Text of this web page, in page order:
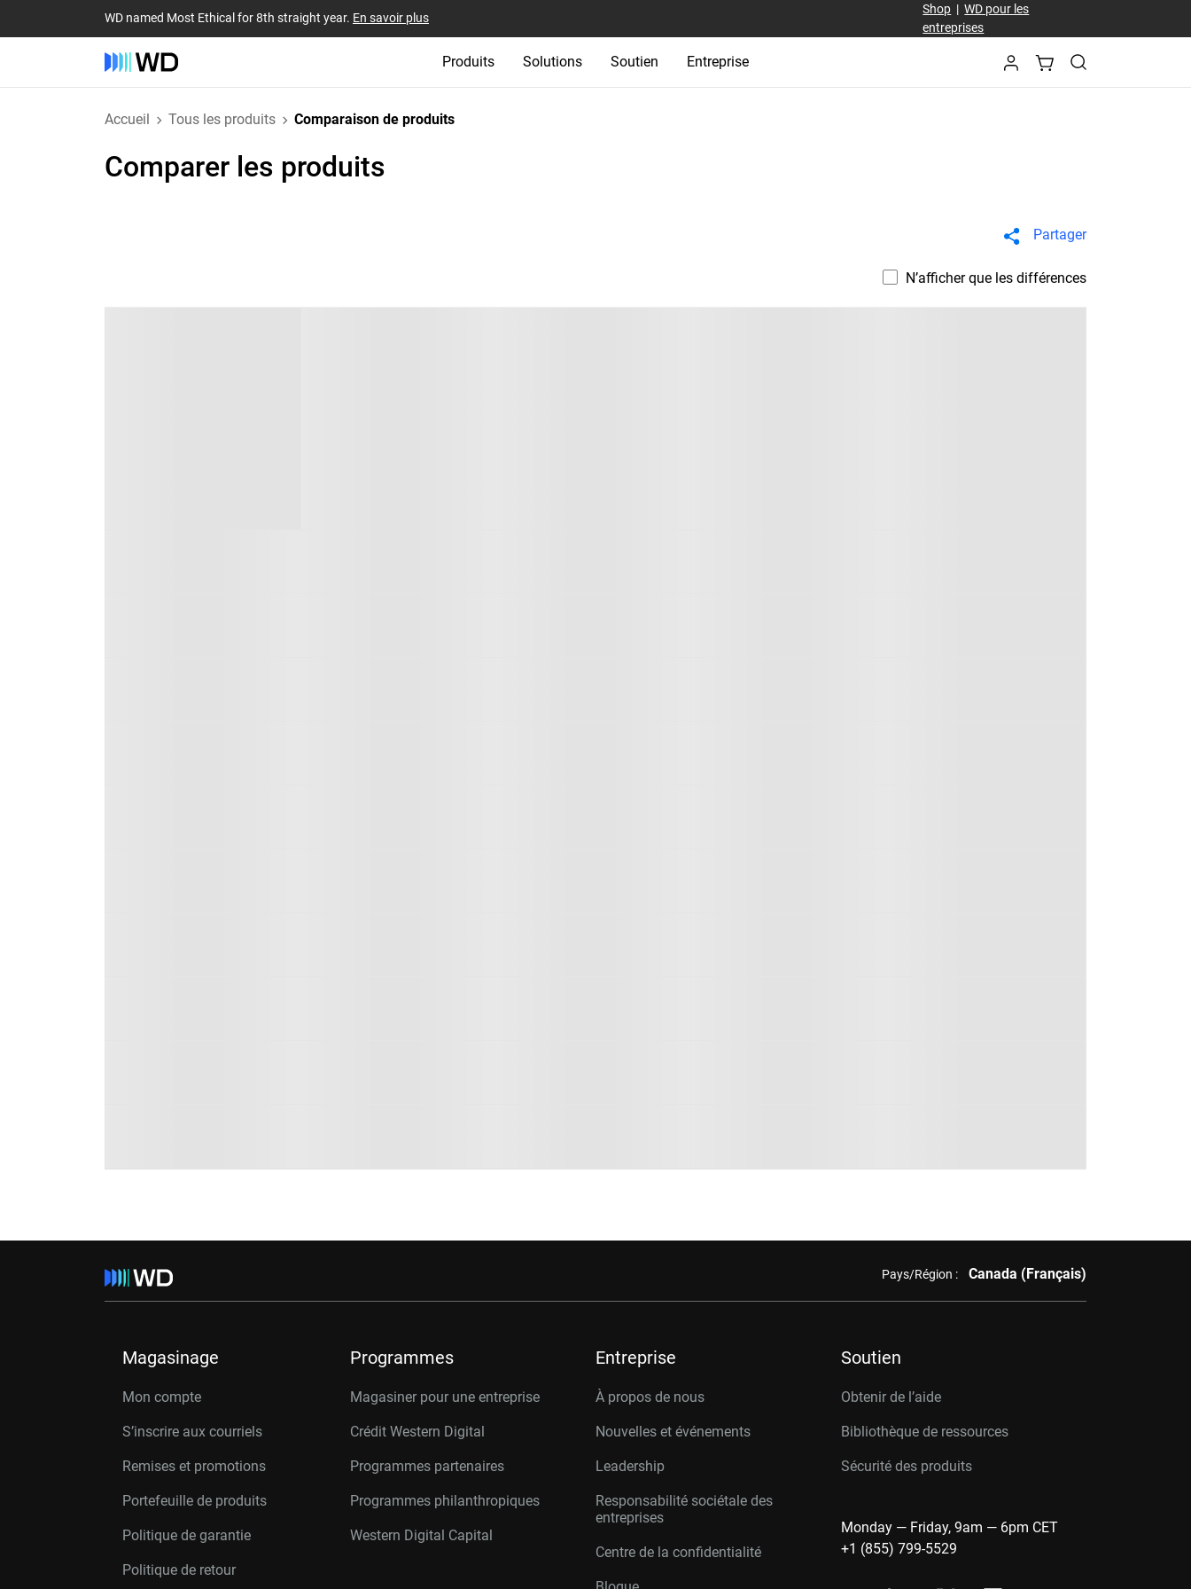
WD named Most Ethical for 8th straight year. En savoir plus
Shop |WD pour les
entreprises
Produits Solutions Soutien Entreprise
Accueil Tous les produits Comparaison de produits
Comparer les produits
Partager
N’afficher que les différences
Pays/Région : Canada (Français)
Magasinage
Mon compte
S’inscrire aux courriels
Remises et promotions
Portefeuille de produits
Politique de garantie
Politique de retour
Programmes
Magasiner pour une entreprise
Crédit Western Digital
Programmes partenaires
Programmes philanthropiques
Western Digital Capital
Entreprise
À propos de nous
Nouvelles et événements
Leadership
Responsabilité sociétale des
entreprises
Centre de la confidentialité
Soutien
Obtenir de l’aide
Bibliothèque de ressources
Sécurité des produits
Monday — Friday, 9am — 6pm CET
+1 (855) 799-5529